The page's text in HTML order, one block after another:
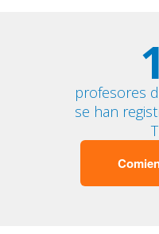
profesores
se han